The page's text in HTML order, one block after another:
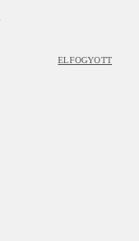
ELFOGYOTT